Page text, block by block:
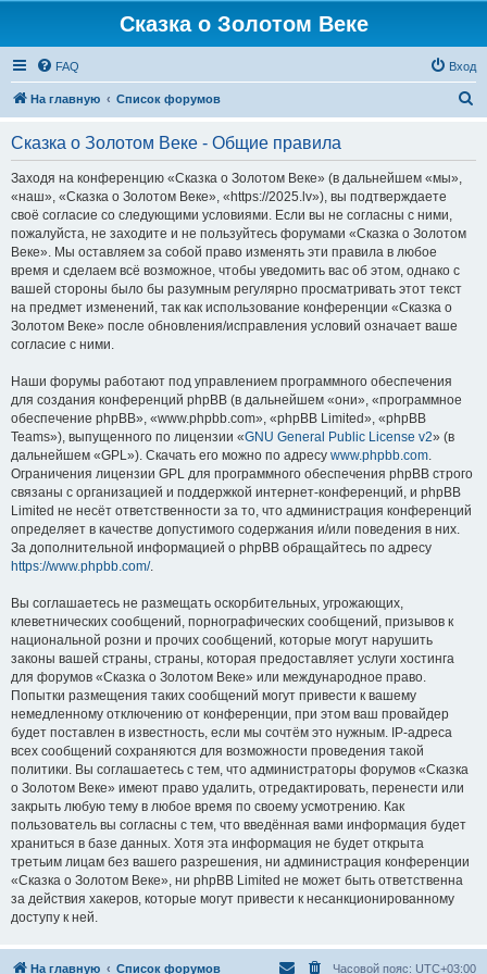
Сказка о Золотом Веке
FAQ Вход
На главную Список форумов
Сказка о Золотом Веке - Общие правила
Заходя на конференцию «Сказка о Золотом Веке» (в дальнейшем «мы»,
«наш», «Сказка о Золотом Веке», «https://2025.lv»), вы подтверждаете
своё согласие со следующими условиями. Если вы не согласны с ними,
пожалуйста, не заходите и не пользуйтесь форумами «Сказка о Золотом
Веке». Мы оставляем за собой право изменять эти правила в любое
время и сделаем всё возможное, чтобы уведомить вас об этом, однако с
вашей стороны было бы разумным регулярно просматривать этот текст
на предмет изменений, так как использование конференции «Сказка о
Золотом Веке» после обновления/исправления условий означает ваше
согласие с ними.
Наши форумы работают под управлением программного обеспечения
для создания конференций phpBB (в дальнейшем «они», «программное
обеспечение phpBB», «www.phpbb.com», «phpBB Limited», «phpBB
Teams»), выпущенного по лицензии «GNU General Public License v2» (в
дальнейшем «GPL»). Скачать его можно по адресу www.phpbb.com.
Ограничения лицензии GPL для программного обеспечения phpBB строго
связаны с организацией и поддержкой интернет-конференций, и phpBB
Limited не несёт ответственности за то, что администрация конференций
определяет в качестве допустимого содержания и/или поведения в них.
За дополнительной информацией о phpBB обращайтесь по адресу
https://www.phpbb.com/.
Вы соглашаетесь не размещать оскорбительных, угрожающих,
клеветнических сообщений, порнографических сообщений, призывов к
национальной розни и прочих сообщений, которые могут нарушить
законы вашей страны, страны, которая предоставляет услуги хостинга
для форумов «Сказка о Золотом Веке» или международное право.
Попытки размещения таких сообщений могут привести к вашему
немедленному отключению от конференции, при этом ваш провайдер
будет поставлен в известность, если мы сочтём это нужным. IP-адреса
всех сообщений сохраняются для возможности проведения такой
политики. Вы соглашаетесь с тем, что администраторы форумов «Сказка
о Золотом Веке» имеют право удалить, отредактировать, перенести или
закрыть любую тему в любое время по своему усмотрению. Как
пользователь вы согласны с тем, что введённая вами информация будет
храниться в базе данных. Хотя эта информация не будет открыта
третьим лицам без вашего разрешения, ни администрация конференции
«Сказка о Золотом Веке», ни phpBB Limited не может быть ответственна
за действия хакеров, которые могут привести к несанкционированному
доступу к ней.
На главную Список форумов Часовой пояс: UTC+03:00